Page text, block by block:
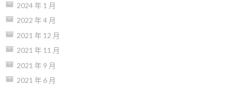
2024 年 1 月
2022 年 4 月
2021 年 12 月
2021 年 11 月
2021 年 9 月
2021 年 6 月